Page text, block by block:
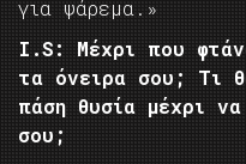
για ψάρεμα.»
I.S: Μέχρι που
τα όνειρα σου; Τι
πάση θυσία μέχρι
σου;